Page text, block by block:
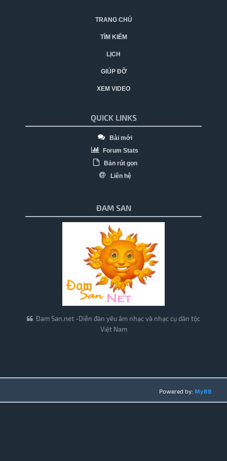
TRANG CHỦ
TÌM KIẾM
LỊCH
GIÚP ĐỠ
XEM VIDEO
QUICK LINKS
Bài mới
Forum Stats
Bản rút gọn
Liên hệ
ĐAM SAN
Đam San.net -Diễn đàn yêu âm nhạc và nhạc cụ dân tộc
Việt Nam
Powered by: MyBB